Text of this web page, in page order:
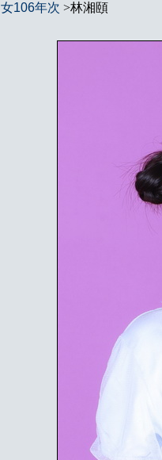
女106年次 >林湘頤